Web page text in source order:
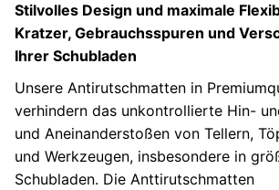
Stilvolles Design und maximale
Kratzer, Gebrauchsspuren und
Ihrer Schubladen
Unsere Antirutschmatten in
verhindern das unkontrollierte Hin-
und Aneinanderstoßen von Tellern,
und Werkzeugen, insbesondere in
Schubladen. Die Anttirutschmatten